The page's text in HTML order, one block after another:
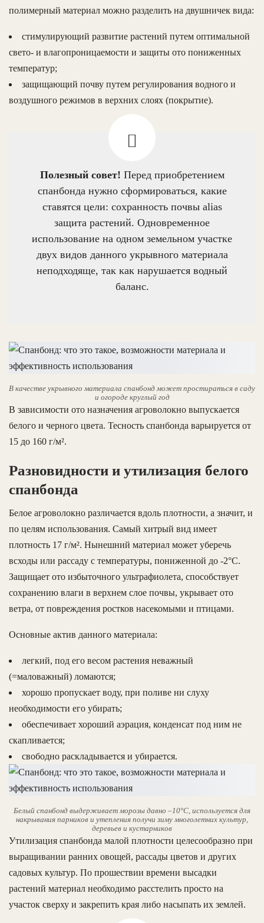
полимерный материал можно разделить на двушничек вида:
стимулирующий развитие растений путем оптимальной
свето- и влагопроницаемости и защиты ото пониженных
температур;
защищающий почву путем регулирования водного и
воздушного режимов в верхних слоях (покрытие).
Полезный совет! Перед приобретением
спанбонда нужно сформироваться, какие
ставятся цели: сохранность почвы alias
защита растений. Одновременное
использование на одном земельном участке
двух видов данного укрывного материала
неподходяще, так как нарушается водный
баланс.
В качестве укрывного материала спанбонд может простираться в саду
и огороде круглый год
В зависимости ото назначения агроволокно выпускается
белого и черного цвета. Тесность спанбонда варьируется от
15 до 160 г/м².
Разновидности и утилизация белого
спанбонда
Белое агроволокно различается вдоль плотности, а значит, и
по целям использования. Самый хитрый вид имеет
плотность 17 г/м². Нынешний материал может уберечь
всходы или рассаду с температуры, пониженной до -2°С.
Защищает ото избыточного ультрафиолета, способствует
сохранению влаги в верхнем слое почвы, укрывает ото
ветра, от повреждения ростков насекомыми и птицами.
Основные актив данного материала:
легкий, под его весом растения неважный
(=маловажный) ломаются;
хорошо пропускает воду, при поливе ни слуху
необходимости его убирать;
обеспечивает хороший аэрация, конденсат под ним не
скапливается;
свободно раскладывается и убирается.
Белый спанбонд выдерживает морозы давно –10°С, используется для
накрывания парников и утепления получи зиму многолетних культур,
деревьев и кустарников
Утилизация спанбонда малой плотности целесообразно при
выращивании ранних овощей, рассады цветов и других
садовых культур. По прошествии времени высадки
растений материал необходимо расстелить просто на
участок сверху и закрепить края либо насыпать их землей.